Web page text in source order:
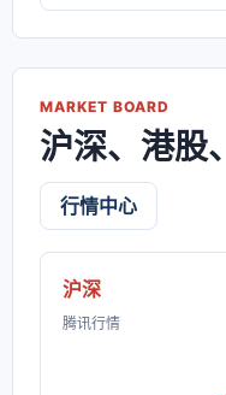
MARKET BOARD
沪深、港股
行情中心
沪深
腾讯行情